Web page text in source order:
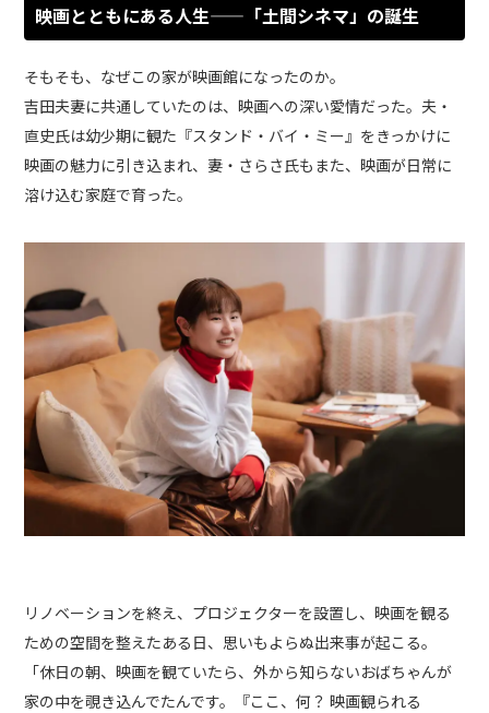
映画とともにある人生——「土間シネマ」の誕生
そもそも、なぜこの家が映画館になったのか。
吉田夫妻に共通していたのは、映画への深い愛情だった。夫・
直史氏は幼少期に観た『スタンド・バイ・ミー』をきっかけに
映画の魅力に引き込まれ、妻・さらさ氏もまた、映画が日常に
溶け込む家庭で育った。
リノベーションを終え、プロジェクターを設置し、映画を観る
ための空間を整えたある日、思いもよらぬ出来事が起こる。
「休日の朝、映画を観ていたら、外から知らないおばちゃんが
家の中を覗き込んでたんです。『ここ、何？ 映画観られる